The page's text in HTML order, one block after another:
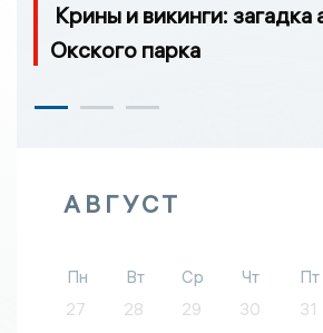
Крины и викинги: загадка
Окского парка
АВГУСТ
Пн Вт Ср Чт Пт
27
28 29 30 31